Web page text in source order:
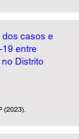
casos e
entre
Distrito
(2023).